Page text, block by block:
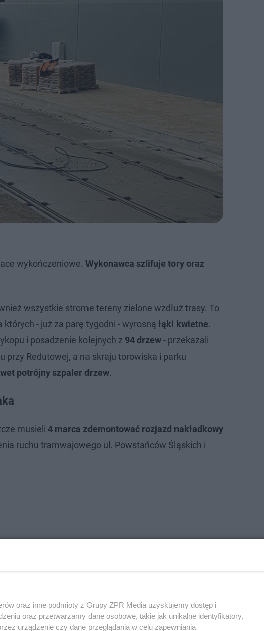
wykończeniowe. Wykonawca szlifuje tory oraz
wszystkie strome tereny zielone wzdłuż trasy. To
- już za parę tygodni - wyrosną łąki kwietne.
i posadzenie kolejnych z 94 drzew- przekazali
przy Redutowej, a na skraju torowiska i parku
potrójny szpaler drzew.
musieli 4 marca zdemontować rozjazd nakładkowy
ruchu tramwajowego ul. Powstańców Śląskich i
oraz inne podmioty z Grupy ZPR Media uzyskujemy dostęp i
oraz przetwarzamy dane osobowe, takie jak unikalne identyfikatory,
urządzenie czy dane przeglądania w celu zapewniania